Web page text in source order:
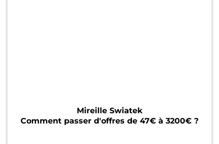
Mireille Swiatek
Comment passer d'offres de 47€ à 3200€ ?